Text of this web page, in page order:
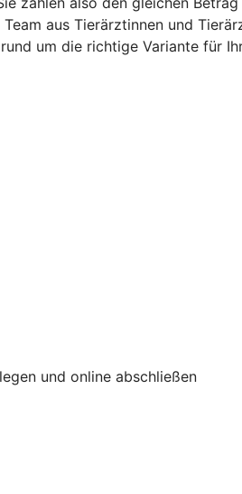
aus Tierärztinnen und
um die richtige Variante für
und online abschließen